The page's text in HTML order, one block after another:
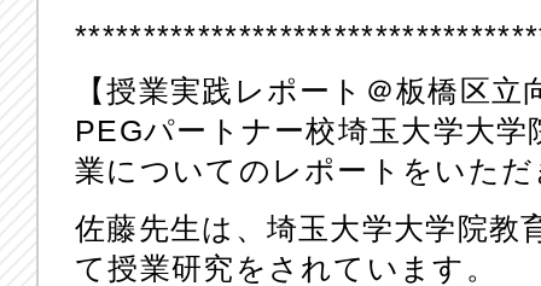
【授業実践レポート＠板橋区立
PEGパートナー校埼玉大学大
業についてのレポートをいた
佐藤先生は、埼玉大学大学院教
て授業研究をされています。